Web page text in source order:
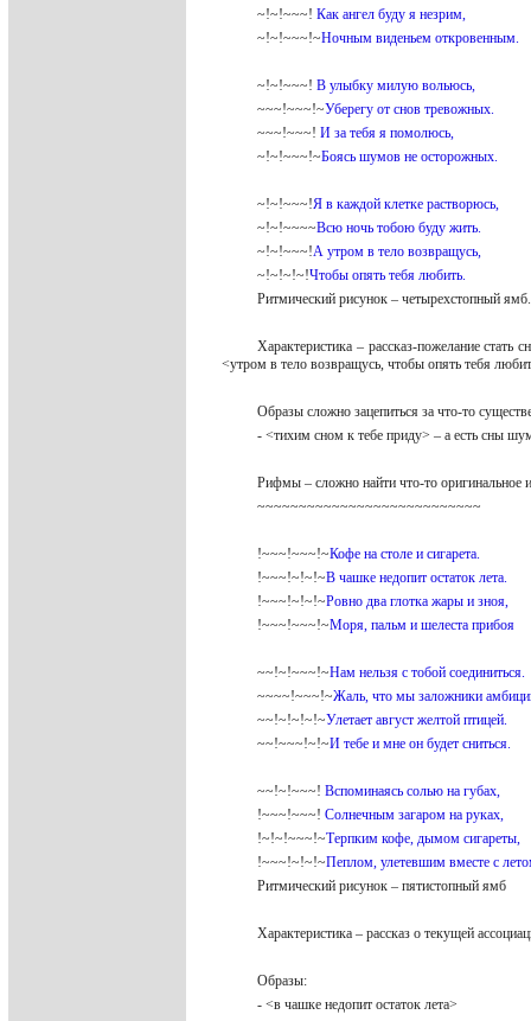
~!~!~~~! Как ангел буду я незрим,
~!~!~~~!~Ночным виденьем откровенным.
~!~!~~~! В улыбку милую вольюсь,
~~~!~~~!~Уберегу от снов тревожных.
~~~!~~~! И за тебя я помолюсь,
~!~!~~~!~Боясь шумов не осторожных.
~!~!~~~!Я в каждой клетке растворюсь,
~!~!~~~~Всю ночь тобою буду жить.
~!~!~~~!А утром в тело возвращусь,
~!~!~!~!Чтобы опять тебя любить.
Ритмический рисунок – четырехстопный
Характеристика – рассказ-пожелание
<утром в тело возвращусь, чтобы опять тебя
Образы сложно зацепиться за что-то
- <тихим сном к тебе приду> – а есть сны
Рифмы – сложно найти что-то оригинальное
~~~~~~~~~~~~~~~~~~~~~~~~~~~
!~~~!~~~!~Кофе на столе и сигарета.
!~~~!~!~!~В чашке недопит остаток лета.
!~~~!~!~!~Ровно два глотка жары и зноя,
!~~~!~~~!~Моря, пальм и шелеста прибоя
~~!~!~~~!~Нам нельзя с тобой соединиться.
~~~~!~~~!~Жаль, что мы заложники
~~!~!~!~!~Улетает август желтой птицей.
~~!~~~!~!~И тебе и мне он будет сниться.
~~!~!~~~! Вспоминаясь солью на губах,
!~~~!~~~! Солнечным загаром на руках,
!~!~!~~~!~Терпким кофе, дымом сигареты,
!~~~!~!~!~Пеплом, улетевшим вместе с
Ритмический рисунок – пятистопный ямб
Характеристика – рассказ о текущей
Образы:
- <в чашке недопит остаток лета>